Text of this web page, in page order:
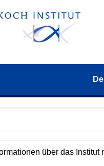
De
über das Institut